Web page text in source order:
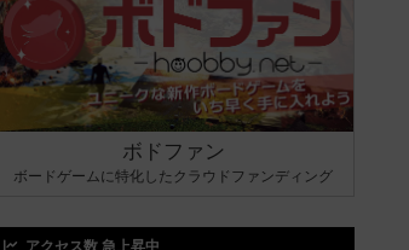
ボドファン
ボードゲームに特化したクラウドファンディング
アクセス数 急上昇中